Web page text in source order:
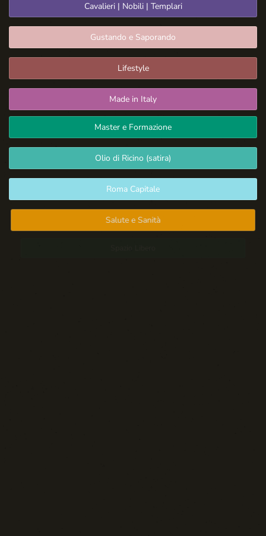
Cavalieri | Nobili | Templari
Gustando e Saporando
Lifestyle
Made in Italy
Master e Formazione
Olio di Ricino (satira)
Roma Capitale
Salute e Sanità